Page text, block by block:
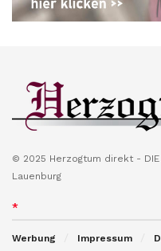
© 2025 Herzogtum direkt -
Lauenburg
*
Werbung Impressum